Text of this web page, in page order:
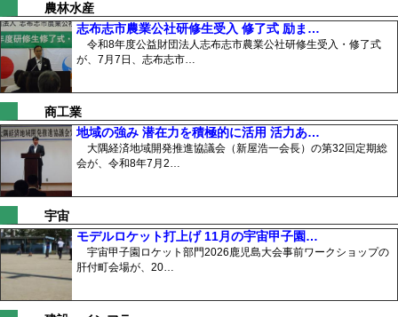
農林水産
志布志市農業公社研修生受入 修了式 励ま…
令和8年度公益財団法人志布志市農業公社研修生受入・修了式
が、7月7日、志布志市…
商工業
地域の強み 潜在力を積極的に活用 活力あ…
大隅経済地域開発推進協議会（新屋浩一会長）の第32回定期総
会が、令和8年7月2…
宇宙
モデルロケット打上げ 11月の宇宙甲子園…
宇宙甲子園ロケット部門2026鹿児島大会事前ワークショップの
肝付町会場が、20…